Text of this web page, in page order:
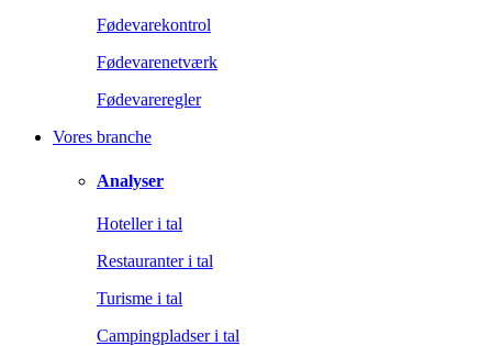
Fødevarekontrol
Fødevarenetværk
Fødevareregler
Vores branche
Analyser
Hoteller i tal
Restauranter i tal
Turisme i tal
Campingpladser i tal